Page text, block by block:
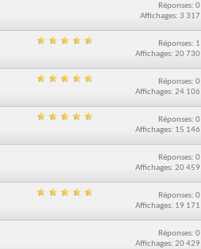
Réponses: 0
Affichages: 3 317
Réponses: 1
Affichages: 20 730
Réponses: 0
Affichages: 24 106
Réponses: 0
Affichages: 15 146
Réponses: 0
Affichages: 20 459
Réponses: 0
Affichages: 19 171
Réponses: 0
Affichages: 20 429